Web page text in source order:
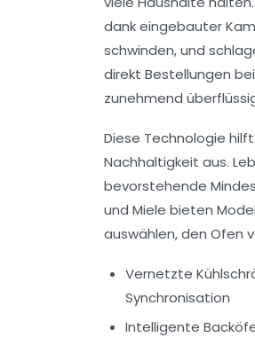
dank eingebauter
schwinden, und
direkt Bestellungen
zunehmend
Diese Technologie
Nachhaltigkeit aus.
bevorstehende
und Miele bieten
auswählen, den Ofen
Vernetzte
Synchronisation
Intelligente